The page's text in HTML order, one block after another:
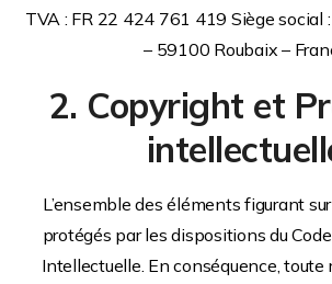
TVA : FR 22 424 761 419 Siège social
– 59100 Roubaix –
2. Copyright et
L’ensemble des éléments figurant
protégés par les dispositions du
Intellectuelle. En conséquence, toute